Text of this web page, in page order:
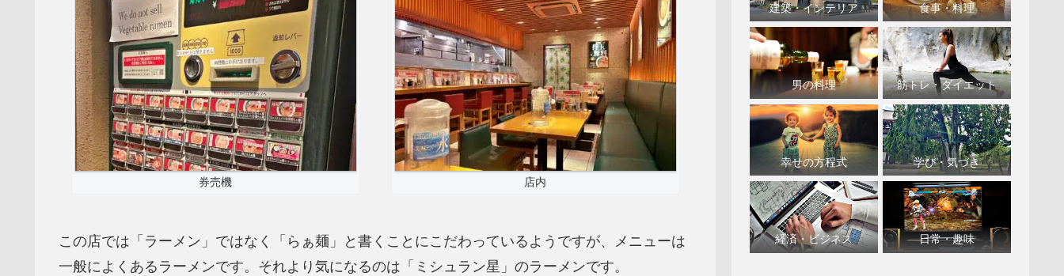
券売機 店内
この店では「ラーメン」ではなく「らぁ麺」と書くことにこだわっているようですが、メニューは
一般によくあるラーメンです。それより気になるのは「ミシュラン星」のラーメンです。
建築・インテリア 食事・料理
男の料理 筋トレ・ダイエット
幸せの方程式 学び・気づき
経済・ビジネス 日常・趣味